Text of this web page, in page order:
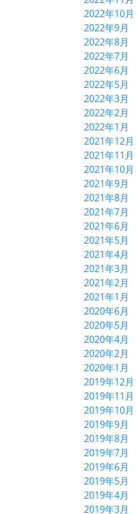
2022年10月
2022年9月
2022年8月
2022年7月
2022年6月
2022年5月
2022年3月
2022年2月
2022年1月
2021年12月
2021年11月
2021年10月
2021年9月
2021年8月
2021年7月
2021年6月
2021年5月
2021年4月
2021年3月
2021年2月
2021年1月
2020年6月
2020年5月
2020年4月
2020年2月
2020年1月
2019年12月
2019年11月
2019年10月
2019年9月
2019年8月
2019年7月
2019年6月
2019年5月
2019年4月
2019年3月